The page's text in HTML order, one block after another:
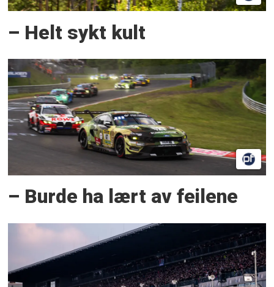
– Helt sykt kult
– Burde ha lært av feilene